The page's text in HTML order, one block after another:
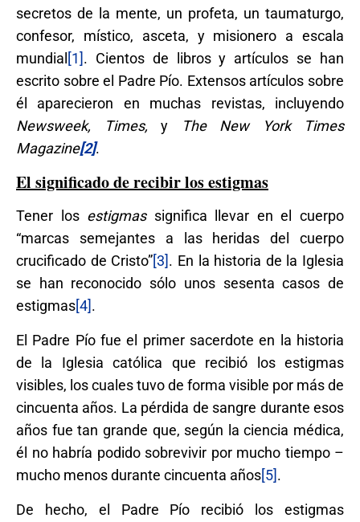
secretos de la mente, un profeta, un taumaturgo,
confesor, místico, asceta, y misionero a escala
mundial[1]. Cientos de libros y artículos se han
escrito sobre el Padre Pío. Extensos artículos sobre
él aparecieron en muchas revistas, incluyendo
Newsweek, Times, y
The New York Times
Magazine[2].
El significado de recibir los estigmas
Tener los estigmassignifica llevar en el cuerpo
“marcas semejantes a las heridas del cuerpo
crucificado de Cristo”[3]. En la historia de la Iglesia
se han reconocido sólo unos sesenta casos de
estigmas[4].
El Padre Pío fue el primer sacerdote en la historia
de la Iglesia católica que recibió los estigmas
visibles, los cuales tuvo de forma visible por más de
cincuenta años. La pérdida de sangre durante esos
años fue tan grande que, según la ciencia médica,
él no habría podido sobrevivir por mucho tiempo –
mucho menos durante cincuenta años[5].
De hecho, el Padre Pío recibió los estigmas